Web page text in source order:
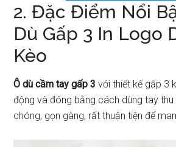
2. Đặc Điểm Nổi
Dù Gấp 3 In Logo
Kèo
Ô dù cầm tay gấp 3với thiết kế gấp 3
động và đóng bằng cách dùng tay
chóng, gọn gàng, rất thuận tiện để